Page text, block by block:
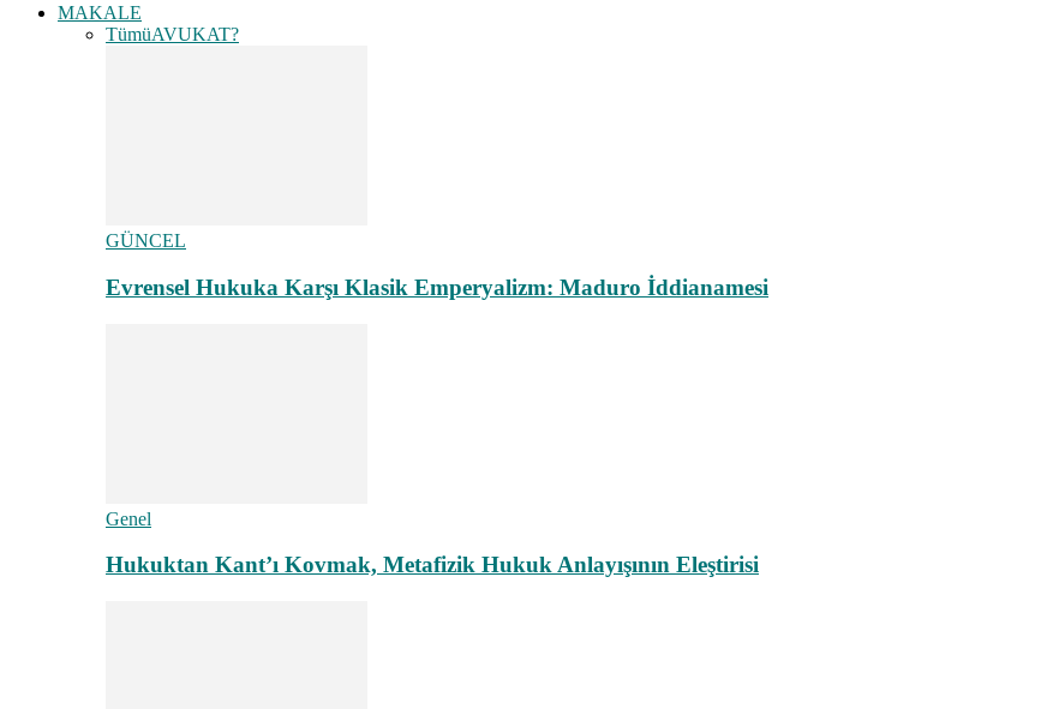
MAKALE
TümüAVUKAT?
GÜNCEL
Evrensel Hukuka Karşı Klasik Emperyalizm: Maduro İddianamesi
Genel
Hukuktan Kant’ı Kovmak, Metafizik Hukuk Anlayışının Eleştirisi